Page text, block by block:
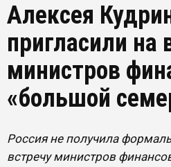
Алексея
пригласили на
министров
«большой
Россия не получила
встречу министров